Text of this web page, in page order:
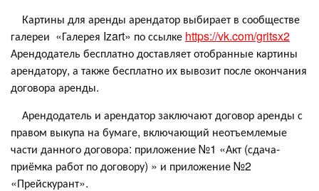
Картины для аренды арендатор выбирает в сообществе
галереи «Галерея Izart» по ссылке https://vk.com/gritsx2
Арендодатель бесплатно доставляет отобранные картины
арендатору, а также бесплатно их вывозит после окончания
договора аренды.
Арендодатель и арендатор заключают договор аренды с
правом выкупа на бумаге, включающий неотъемлемые
части данного договора: приложение №1 «Акт (сдача-
приёмка работ по договору) » и приложение №2
«Прейскурант».